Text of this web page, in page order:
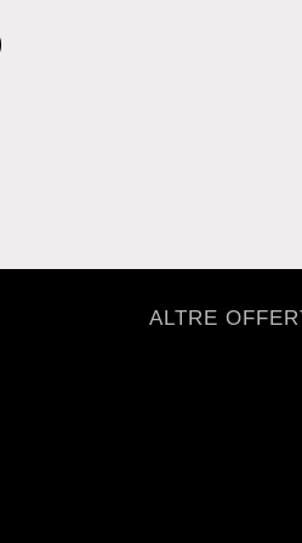
ALTRE